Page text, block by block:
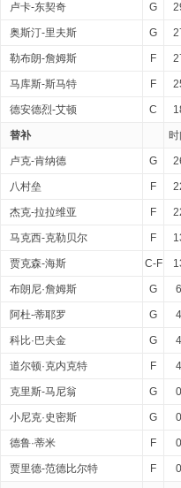
卢卡-东契奇 G
奥斯汀-里夫斯 G
勒布朗-詹姆斯 F
马库斯-斯马特 F
德安德烈-艾顿 C
替补 时
卢克-肯纳德 G
八村垒 F
杰克-拉拉维亚 F
马克西-克勒贝尔 F
贾克森-海斯 C-F
布朗尼·詹姆斯 G 6
阿杜-蒂耶罗 G 4
科比·巴夫金 G 4
道尔顿·克内克特 F 4
克里斯-马尼翁 G 0
小尼克·史密斯 G 0
德鲁·蒂米 F 0
贾里德-范德比尔特 F 0